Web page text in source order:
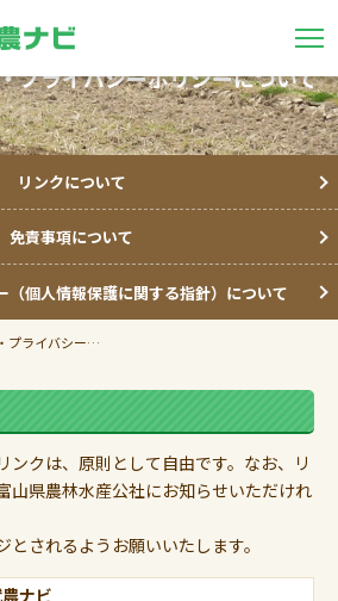
プライバシーポリシーについて
リンクについて
免責事項について
（個人情報保護に関する指針）について
ーポリシーについて
ンクは、原則として自由です。なお、リ
山県農林水産公社にお知らせいただけれ
とされるようお願いいたします。
ナビ